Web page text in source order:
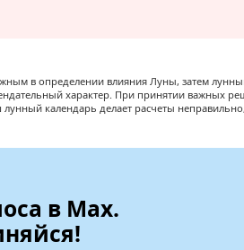
в определении влияния Луны, затем
характер. При принятии важных
лунный календарь делает расчеты
в Max.